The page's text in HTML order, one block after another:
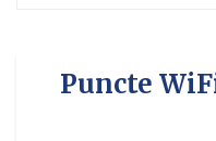
Puncte